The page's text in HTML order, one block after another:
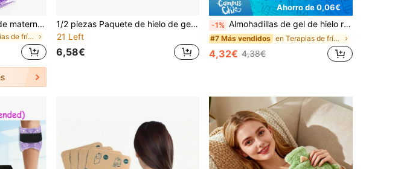
Almohadillas calmantes de maternidad: Compresas calientes y frías para pechos/perineo - Ajuste cómodo, textura suave, esencial para el embarazo y el posparto; Almohadillas de gel con bolsa de hielo para pechos
en Terapias de frío y calor
1/2 piezas Paquete de hielo de gel para la rodilla, paquete de frío y calor reutilizable de gel para la rodilla, paquete de hielo de doble temperatura para aliviar y relajar la rodilla después del ejercicio diario, flexible y ajustable, accesorio de cuidado de los pies
21 Left
6,58€
Ahorro de 0,06€
-1% Almohadillas de gel de hielo reutilizables para el cuidado de los senos y almohadillas de enfriamiento perineal, conjunto de terapia de frío y calor, ajuste cómodo, textura suave, regalo ideal posparto, regalo de embarazo, esencial posparto, ayuda a relajarse y sentirse talla grande , productos para parejas casadas
#7 Más vendidos en Terapias de frío y calor
4,32€ 4,38€